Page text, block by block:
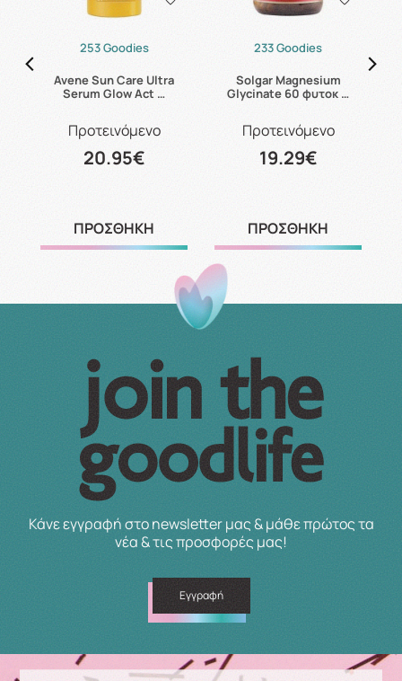
253 Goodies
Avene Sun Care Ultra
Serum Glow Act …
Προτεινόμενο
20.95€
ΠΡΟΣΘΗΚΗ
233 Goodies
Solgar Magnesium
Glycinate 60 φυτοκ …
Προτεινόμενο
19.29€
ΠΡΟΣΘΗΚΗ
Κάνε εγγραφή στο newsletter μας & μάθε πρώτος τα
νέα & τις προσφορές μας!
Εγγραφή